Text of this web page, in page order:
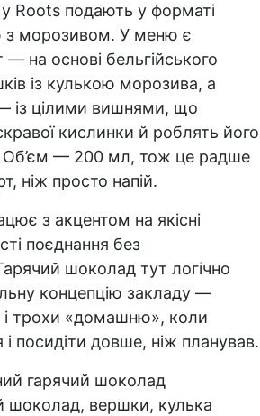
Roots подають у форматі
з морозивом. У меню є
— на основі бельгійського
із кулькою морозива, а
із цілими вишнями, що
кислинки й роблять його
Об’єм — 200 мл, тож це радше
ніж просто напій.
з акцентом на якісні
поєднання без
шоколад тут логічно
концепцію закладу —
і трохи «домашню», коли
і посидіти довше, ніж планував.
гарячий шоколад
шоколад, вершки, кулька